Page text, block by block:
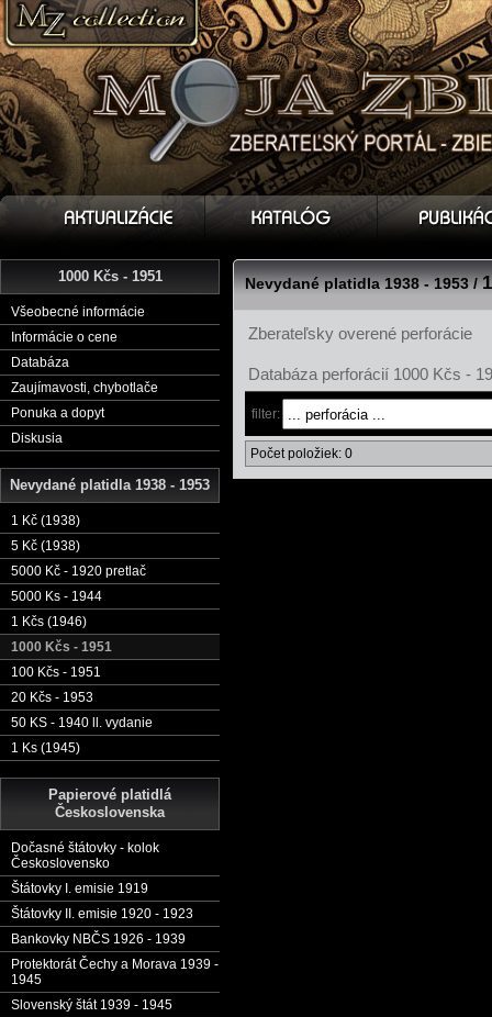
1000 Kčs - 1951
Všeobecné informácie
Informácie o cene
Databáza
Zaujímavosti, chybotlače
Ponuka a dopyt
Diskusia
Nevydané platidla 1938 - 1953
1 Kč (1938)
5 Kč (1938)
5000 Kč - 1920 pretlač
5000 Ks - 1944
1 Kčs (1946)
1000 Kčs - 1951
100 Kčs - 1951
20 Kčs - 1953
50 KS - 1940 ll. vydanie
1 Ks (1945)
Papierové platidlá
Československa
Dočasné štátovky - kolok
Československo
Štátovky I. emisie 1919
Štátovky II. emisie 1920 - 1923
Bankovky NBČS 1926 - 1939
Protektorát Čechy a Morava 1939 -
1945
Slovenský štát 1939 - 1945
Nevydané platidla 1938 - 1953 /
Zberateľsky overené perforácie
Databáza perforácií 1000 Kčs -
filter:
Počet položiek: 0